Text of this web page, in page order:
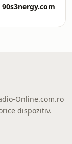
90s3nergy.com
Online.com.ro
dispozitiv.